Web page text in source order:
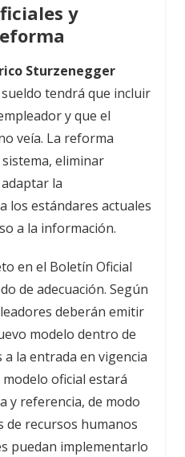
y
Sturzenegger
tendrá que incluir
y que el
veía. La reforma
eliminar
la
los estándares actuales
a la información.
en el Boletín Oficial
de adecuación. Según
deberán emitir
modelo dentro de
la entrada en vigencia
modelo oficial estará
y referencia, de modo
recursos humanos
puedan implementarlo